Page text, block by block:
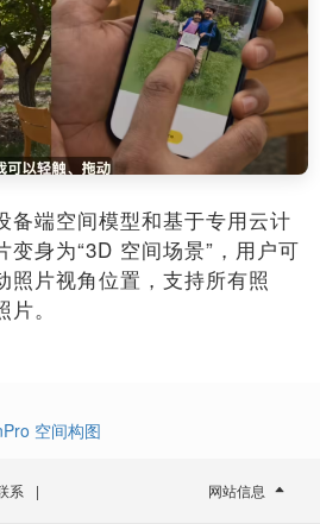
备端空间模型和基于专用云计
变身为“3D 空间场景”，用户可
照片视角位置，支持所有照
。
空间构图
系 | 网站信息